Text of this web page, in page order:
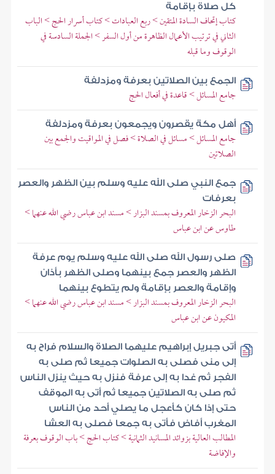
كل صلاة بإقامة
كتاب إتحاف السادة المتقين > ربع العبادات > كتاب أسرار الحج > الباب
الثاني في ترتيب الأعمال الظاهرة من أول السفر > الجملة السادسة في
الوقوف وما قبله
الجمع بين الصلاتين بعرفة ومزدلفة
جامع المسائل > قاعدة في أفعال الحج
أهل مكة يقصرون ويجمعون بعرفة ومزدلفة
جامع المسائل > مسائل في الصلاة > فصل في المواقيت والجمع بين
الصلاتين
جمع النبي صلى الله عليه وسلم بين الظهر والعصر
بعرفات
البحر الزخار المعروف بمسند البزار > مسند ابن عباس رضي الله عنهما >
طاوس عن ابن عباس
صلى رسول الله صلى الله عليه وسلم يوم عرفة
الظهر والعصر جمع بينهما وصلى الظهر بأذان
وإقامة والعصر بإقامة ولم يتطوع بينهما
البحر الزخار المعروف بمسند البزار > مسند ابن عباس رضي الله عنهما >
المكيون عن ابن عباس
أتى جبريل إبراهيم عليهما الصلاة والسلام فراح به
إلى منى فصلى به الصلوات جميعا ثم صلى به
الفجر ثم غدا به إلى عرفة فنزل به حيث ينزل الناس
ثم صلى به الصلاتين جميعا ثم أتى به الموقف
حتى إذا كان كأعجل ما يصلي أحد من الناس
المغرب أفاض فأتى به جمعا فصلى به العشا
المطالب العالية بزوائد المسانيد الثمانية > كتاب الحج > باب الوقوف بعرفة
والإفاضة